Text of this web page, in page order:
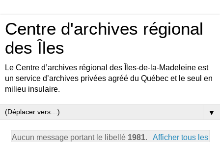
Centre d'archives régional
des Îles
Le Centre d’archives régional des Îles-de-la-Madeleine est
un service d’archives privées agréé du Québec et le seul en
milieu insulaire.
▼
Aucun message portant le libellé 1981.
Afficher tous les